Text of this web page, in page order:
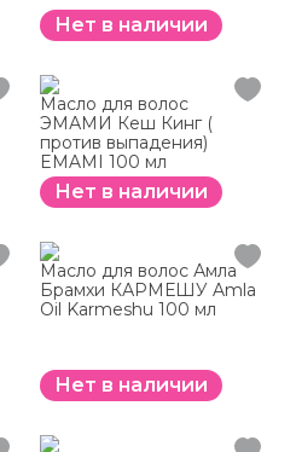
Нет в наличии
Масло для волос
ЭМАМИ Кеш Кинг (
против выпадения)
EMAMI 100 мл
Нет в наличии
Масло для волос Амла
Брамхи КАРМЕШУ Amla
Oil Karmeshu 100 мл
Нет в наличии